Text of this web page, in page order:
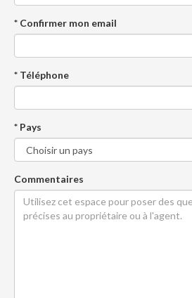
* Confirmer mon email
* Téléphone
* Pays
Commentaires